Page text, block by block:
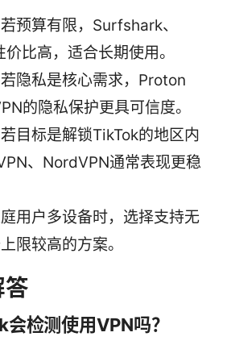
预算有限，Surfshark、
比高，适合长期使用。
隐私是核心需求，Proton
的隐私保护更具可信度。
目标是解锁TikTok的地区内
、NordVPN通常表现更稳
用户多设备时，选择支持无
限较高的方案。
检测使用VPN吗？